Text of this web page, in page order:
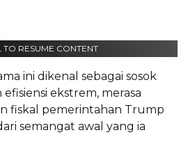
TO RESUME CONTENT
ini dikenal sebagai sosok
ekstrem, merasa
fiskal pemerintahan Trump
semangat awal yang ia